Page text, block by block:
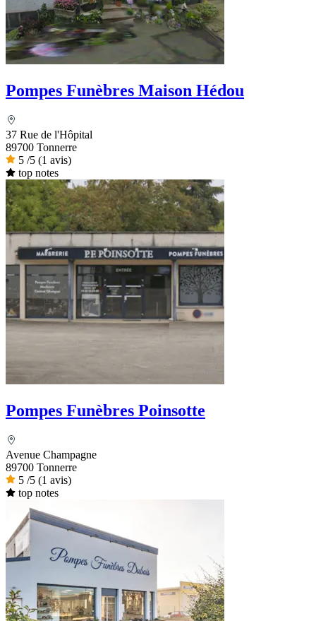
Pompes Funèbres Maison Hédou
37 Rue de l'Hôpital
89700 Tonnerre
5 /5 (1 avis)
top notes
Pompes Funèbres Poinsotte
Avenue Champagne
89700 Tonnerre
5 /5 (1 avis)
top notes